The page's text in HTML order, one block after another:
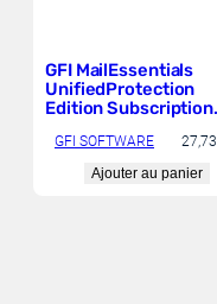
GFI MailEssentials
UnifiedProtection
Edition Subscription
GFI SOFTWARE 27,73
Ajouter au panier